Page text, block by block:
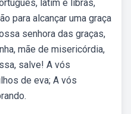
latim e libras,
para alcançar uma graça
senhora das graças,
mãe de misericórdia,
salve! A vós
de eva; A vós